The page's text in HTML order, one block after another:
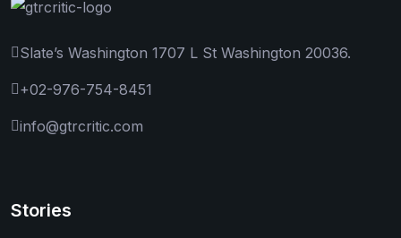
Slate’s Washington 1707 L St Washington 20036.
+02-976-754-8451
info@gtrcritic.com
Stories